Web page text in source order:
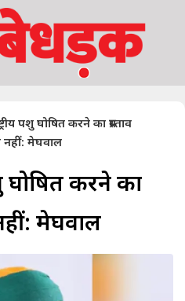
पशु घोषित करने का प्रस्ताव
नहीं: मेघवाल
घोषित करने का
नहीं: मेघवाल